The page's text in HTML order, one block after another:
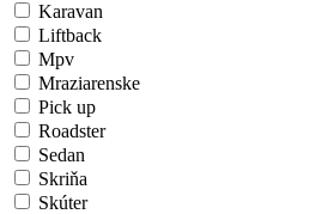
Karavan
Liftback
Mpv
Mraziarenske
Pick up
Roadster
Sedan
Skriňa
Skúter